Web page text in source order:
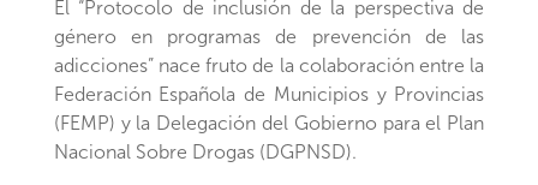
El “Protocolo de inclusión de la perspectiva de
género en programas de prevención de las
adicciones” nace fruto de la colaboración entre la
Federación Española de Municipios y Provincias
(FEMP) y la Delegación del Gobierno para el Plan
Nacional Sobre Drogas (DGPNSD).